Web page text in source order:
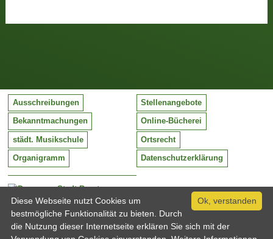
Stadt Barntrup
Mittelstraße 38
32683 Barntrup
Tel:
05263 / 409-0
Ausschreibungen Stellenangebote
Bekanntmachungen Online-Bücherei
städt. Musikschule Ortsrecht
Organigramm Datenschutzerklärung
Ok, verstanden
Diese Webseite nutzt Cookies um
bestmögliche Funktionalität zu bieten. Durch
die Nutzung dieser Internetseite erklären Sie sich mit der